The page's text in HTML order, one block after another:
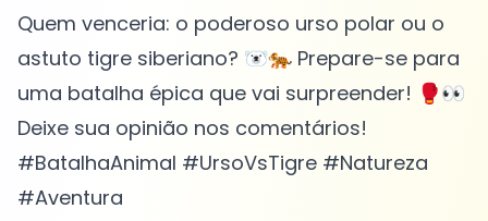
Quem venceria: o poderoso urso polar ou o
astuto tigre siberiano? 🐻‍❄️🐅 Prepare-se para
uma batalha épica que vai surpreender! 🥊👀
Deixe sua opinião nos comentários!
#BatalhaAnimal #UrsoVsTigre #Natureza
#Aventura